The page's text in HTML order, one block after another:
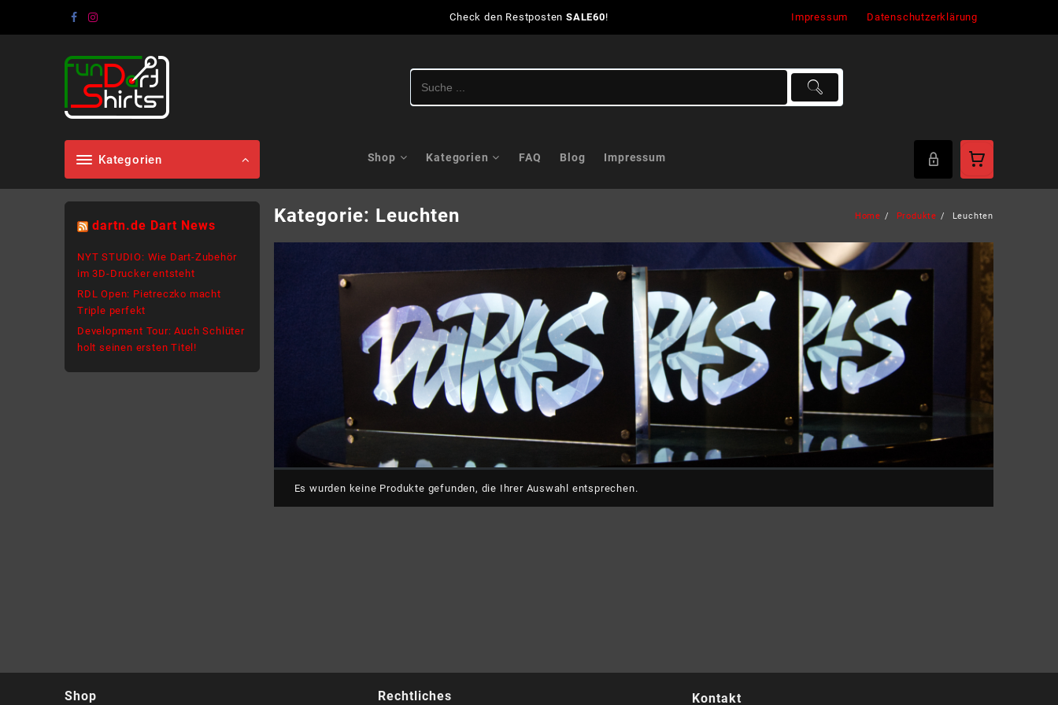
Check den RestpostenSALE60! Impressum Datenschutzerklärung
Kategorien Shop Kategorien FAQ Blog Impressum
Kategorie: Leuchten Home Produkte Leuchten
Es wurden keine Produkte gefunden, die Ihrer Auswahl entsprechen.
dartn.de Dart News
NYT STUDIO: Wie Dart-Zubehör
im 3D-Drucker entsteht
RDL Open: Pietreczko macht
Triple perfekt
Development Tour: Auch Schlüter
holt seinen ersten Titel!
Shop Rechtliches Kontakt